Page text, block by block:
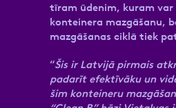
tīram ūdenim, kuram var
konteinera mazgāšanu,
mazgāšanas ciklā tiek
“Šis ir Latvijā pirmais
padarīt efektīvāku un
šim konteineru